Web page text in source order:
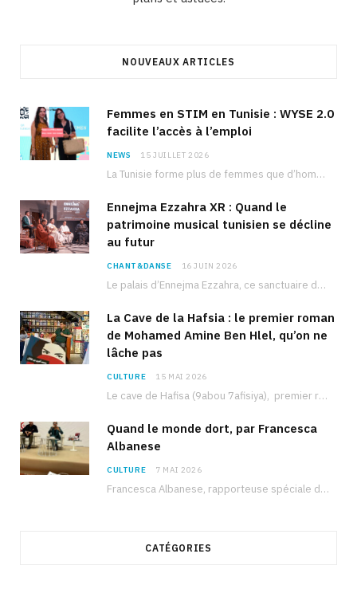
NOUVEAUX ARTICLES
Femmes en STIM en Tunisie : WYSE 2.0
facilite l’accès à l’emploi
NEWS 15 JUILLET 2026
La Tunisie forme plus de femmes que d’hommes dans les filières scientifiques. Pourtant, pour beaucoup…
Ennejma Ezzahra XR : Quand le
patrimoine musical tunisien se décline
au futur
CHANT&DANSE 16 JUIN 2026
Le palais d’Ennejma Ezzahra, ce sanctuaire de la musique tunisienne et méditerranéenne construit par le…
La Cave de la Hafsia : le premier roman
de Mohamed Amine Ben Hlel, qu’on ne
lâche pas
CULTURE 15 MAI 2026
Le cave de Hafisa (9abou 7afisiya), premier roman du journaliste tunisien Mohamed Amine Ben Hlel,…
Quand le monde dort, par Francesca
Albanese
CULTURE 7 MAI 2026
Francesca Albanese, rapporteuse spéciale de l’ONU sur les territoires palestiniens occupés, était à Tunis pour…
CATÉGORIES